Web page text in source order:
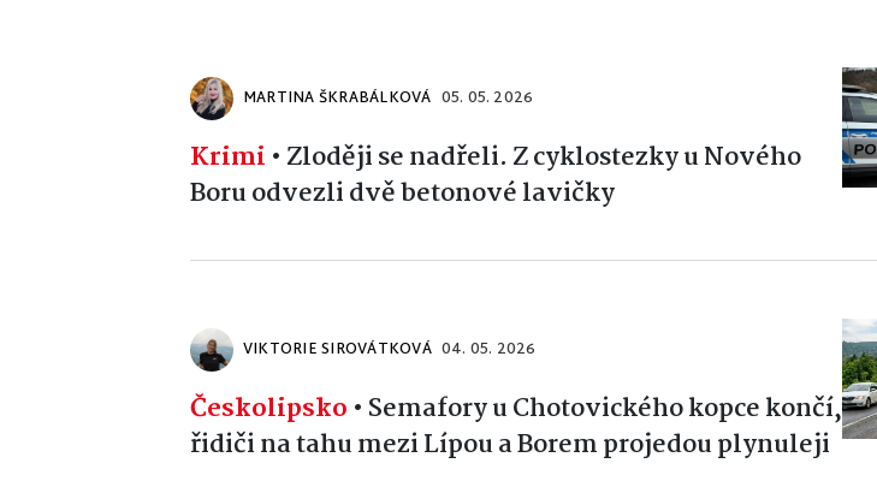
MARTINA ŠKRABÁLKOVÁ 05. 05. 2026
Krimi • Zloději se nadřeli. Z cyklostezky u Nového
Boru odvezli dvě betonové lavičky
VIKTORIE SIROVÁTKOVÁ 04. 05. 2026
Českolipsko • Semafory u Chotovického kopce končí,
řidiči na tahu mezi Lípou a Borem projedou plynuleji